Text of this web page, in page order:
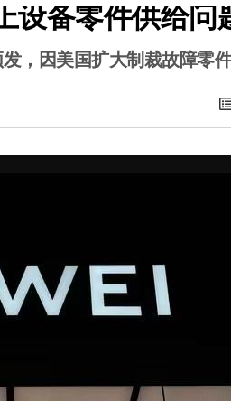
设备零件供给问
，因美国扩大制裁故障零